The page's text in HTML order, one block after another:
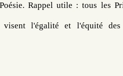
Rappel utile : tous les
visent l'égalité et l'équité